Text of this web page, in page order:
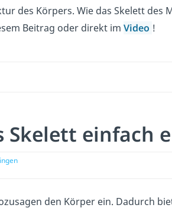
des Körpers. Wie das Skelett
Beitrag oder direkt im Video !
Skelett einfach
den Körper ein. Dadurch